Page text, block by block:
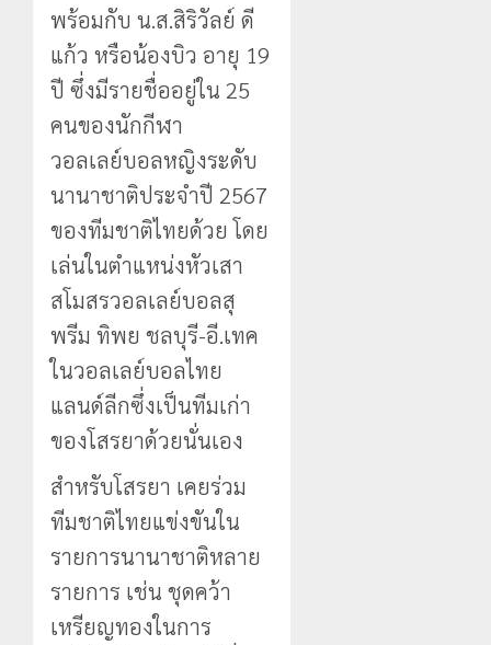
พร้อมกับ น.ส.สิริวัลย์ ดี
แก้ว หรือน้องบิว อายุ 19
ปี ซึ่งมีรายชื่ออยู่ใน 25
คนของนักกีฬา
วอลเลย์บอลหญิงระดับ
นานาชาติประจำปี 2567
ของทีมชาติไทยด้วย โดย
เล่นในตำแหน่งหัวเสา
สโมสรวอลเลย์บอลสุ
พรีม ทิพย ชลบุรี-อี.เทค
ในวอลเลย์บอลไทย
แลนด์ลีกซึ่งเป็นทีมเก่า
ของโสรยาด้วยนั่นเอง
สำหรับโสรยา เคยร่วม
ทีมชาติไทยแข่งขันใน
รายการนานาชาติหลาย
รายการ เช่น ชุดคว้า
เหรียญทองในการ